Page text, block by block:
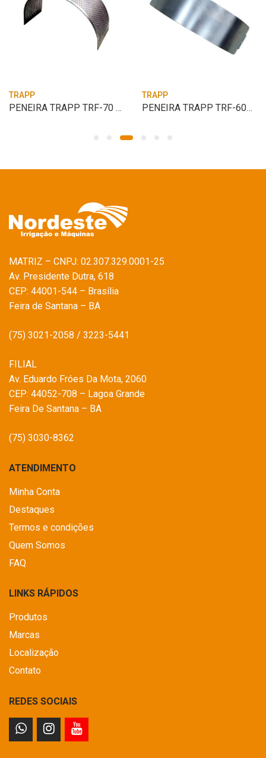
TRAPP
PENEIRA TRAPP TRF-70 3MM
TRAPP
PENEIRA TRAPP TRF-600 LISA
MATRIZ – CNPJ: 02.307.329.0001-25
Av. Presidente Dutra, 618
CEP: 44001-544 – Brasília
Feira de Santana – BA
(75) 3021-2058 / 3223-5441
FILIAL
Av. Eduardo Fróes Da Mota, 2060
CEP: 44052-708 – Lagoa Grande
Feira De Santana – BA
(75) 3030-8362
ATENDIMENTO
Minha Conta
Destaques
Termos e condições
Quem Somos
FAQ
LINKS RÁPIDOS
Produtos
Marcas
Localização
Contato
REDES SOCIAIS